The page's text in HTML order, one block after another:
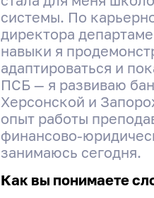
системы. По
директора
навыки я
адаптироваться и
ПСБ — я развиваю
Херсонской и
опыт работы
финансово-
занимаюсь сегодня.
Как вы понимаете